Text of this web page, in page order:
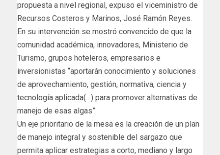
propuesta a nivel regional, expuso el viceministro de
Recursos Costeros y Marinos, José Ramón Reyes.
En su intervención se mostró convencido de que la
comunidad académica, innovadores, Ministerio de
Turismo, grupos hoteleros, empresarios e
inversionistas “aportarán conocimiento y soluciones
de aprovechamiento, gestión, normativa, ciencia y
tecnología aplicada(…) para promover alternativas de
manejo de esas algas”.
Un eje prioritario de la mesa es la creación de un plan
de manejo integral y sostenible del sargazo que
permita aplicar estrategias a corto, mediano y largo